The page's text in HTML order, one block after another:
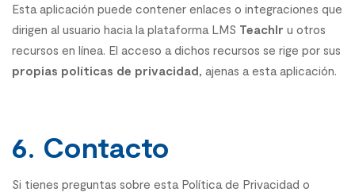
Esta aplicación puede contener enlaces o integraciones que
dirigen al usuario hacia la plataforma LMS Teachlr u otros
recursos en línea. El acceso a dichos recursos se rige por sus
propias políticas de privacidad, ajenas a esta aplicación.
6. Contacto
Si tienes preguntas sobre esta Política de Privacidad o